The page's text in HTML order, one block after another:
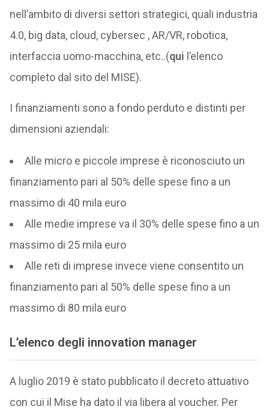
nell’ambito di diversi settori strategici, quali industria
4.0, big data, cloud, cybersec , AR/VR, robotica,
interfaccia uomo-macchina, etc..(qui l’elenco
completo dal sito del MISE).
I finanziamenti sono a fondo perduto e distinti per
dimensioni aziendali:
Alle micro e piccole imprese è riconosciuto un
finanziamento pari al 50% delle spese fino a un
massimo di 40 mila euro
Alle medie imprese va il 30% delle spese fino a un
massimo di 25 mila euro
Alle reti di imprese invece viene consentito un
finanziamento pari al 50% delle spese fino a un
massimo di 80 mila euro
L’elenco degli innovation manager
A luglio 2019 è stato pubblicato il decreto attuativo
con cui il Mise ha dato il via libera al voucher. Per